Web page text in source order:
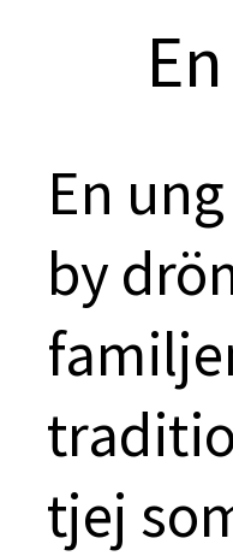
En
by
tjej